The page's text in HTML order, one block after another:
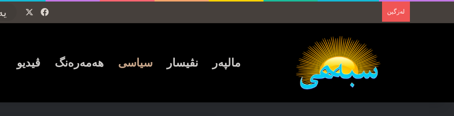
لەزگین Facebook
مالپەر نڤیسار سیاسی ھەمەرەنگ ڤیدیو